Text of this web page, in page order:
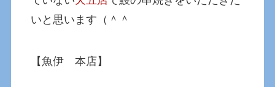
いと思います（＾＾
【魚伊 本店】